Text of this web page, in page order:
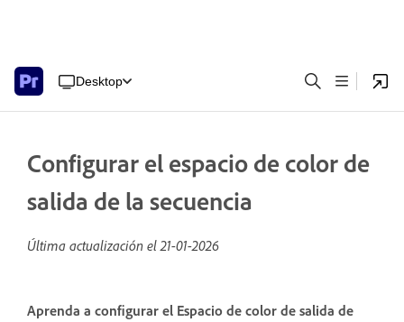
Desktop
Configurar el espacio de color de
salida de la secuencia
Última actualización el21-01-2026
Aprenda a configurar el Espacio de color de salida de